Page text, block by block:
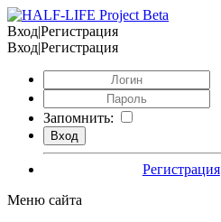
Вход|Регистрация
Вход|Регистрация
Запомнить:
Регистрация
Меню сайта